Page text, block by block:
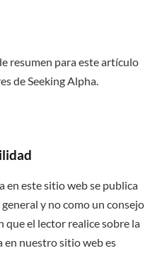
resumen para este artículo
de Seeking Alpha.
en este sitio web se publica
y no como un consejo
que el lector realice sobre la
en nuestro sitio web es